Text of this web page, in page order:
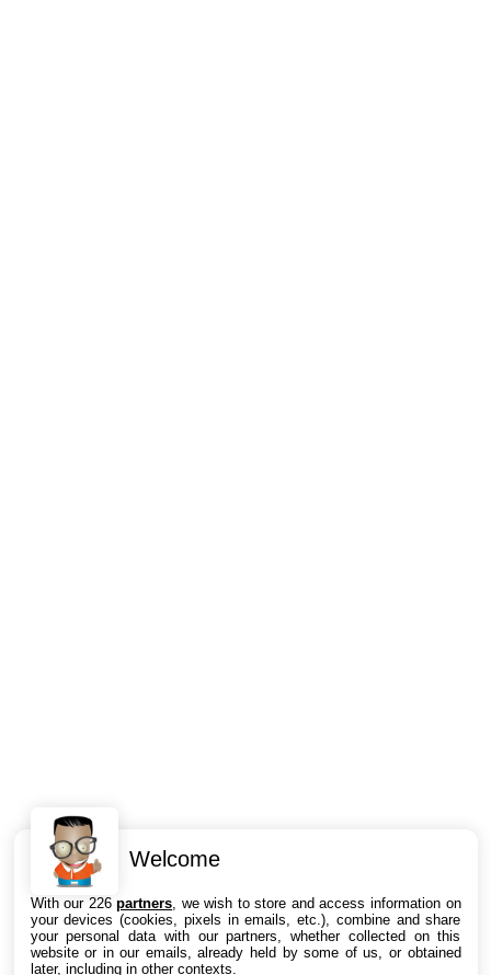
Intéressant ? Partagez !
Welcome
With our 226partners , we wish to store and access information on
your devices (cookies, pixels in emails, etc.), combine and share
your personal data with our partners, whether collected on this
website or in our emails, already held by some of us, or obtained
later, including in other contexts.